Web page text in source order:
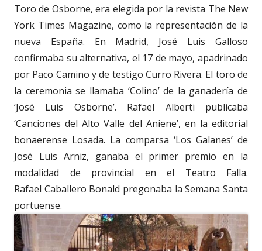
Toro de Osborne, era elegida por la revista The New
York Times Magazine, como la representación de la
nueva España. En Madrid, José Luis Galloso
confirmaba su alternativa, el 17 de mayo, apadrinado
por Paco Camino y de testigo Curro Rivera. El toro de
la ceremonia se llamaba ‘Colino’ de la ganadería de
‘José Luis Osborne’. Rafael Alberti publicaba
‘Canciones del Alto Valle del Aniene’, en la editorial
bonaerense Losada. La comparsa ‘Los Galanes’ de
José Luis Arniz, ganaba el primer premio en la
modalidad de provincial en el Teatro Falla.
Rafael Caballero Bonald pregonaba la Semana Santa
portuense.